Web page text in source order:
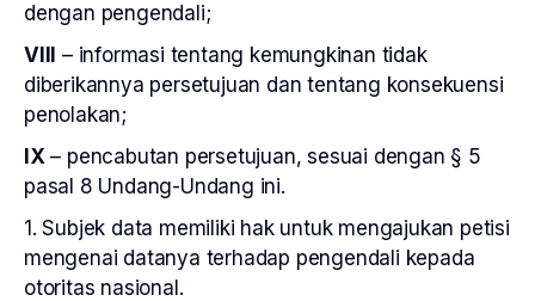
dengan pengendali;
VIII
– informasi tentang kemungkinan tidak
diberikannya persetujuan dan tentang konsekuensi
penolakan;
IX– pencabutan persetujuan, sesuai dengan § 5
pasal 8 Undang-Undang ini.
1. Subjek data memiliki hak untuk mengajukan petisi
mengenai datanya terhadap pengendali kepada
otoritas nasional.